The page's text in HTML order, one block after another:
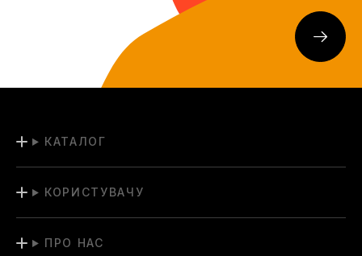
КАТАЛОГ
КОРИСТУВАЧУ
ПРО НАС